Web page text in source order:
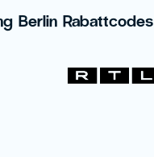
Berlin Rabattcodes